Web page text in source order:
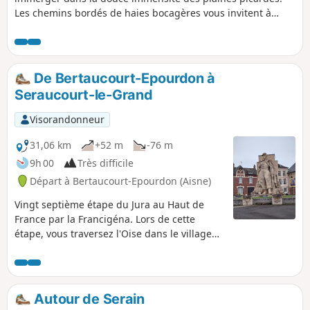
Les chemins bordés de haies bocagères vous invitent à
pas. Au détour de Gouzeaucourt, laissez-vous surprendre
par l’ombre des forêts, mémoire silencieuse des batailles
qui ont façonné ces terres. Poursuivez vers Villers-Guislain,
où les vallons verdoyants et les clochers champêtres offrent
une halte ressourçante, entre nature et histoire. Entre
patrimoine discret et paysages apaisants, cet itinéraire
révèle toute la poésie du petit patrimoine rural.
De Bertaucourt-Epourdon à
Seraucourt-le-Grand
Visorandonneur
31,06 km
+52 m
-76 m
9h 00
Très difficile
Départ à Bertaucourt-Epourdon (Aisne)
Vingt septième étape du Jura au Haut de
France par la Francigéna. Lors de cette
étape, vous traversez l'Oise dans le village
Canal de la Sambre à l'Oise pour arriver à
Tergnier où l’Art déco est omniprésent. Ses
exemples plus représentatifs sont la Place
Carnégie (classée monument historique),
Autour de Serain